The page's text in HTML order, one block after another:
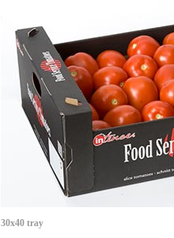
30x40 tray